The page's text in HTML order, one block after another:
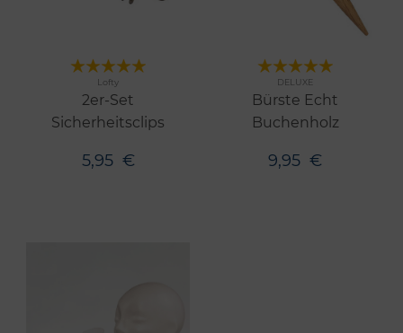
Merken
Lofty
2er-Set
Sicherheitsclips
5,95 €
Merken
DELUXE
Bürste Echt
Buchenholz
9,95 €